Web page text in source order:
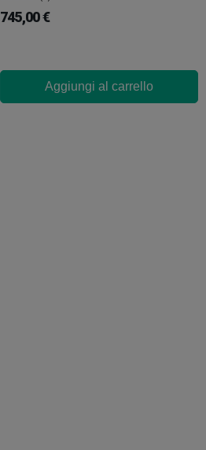
745,00 €
Aggiungi al carrello